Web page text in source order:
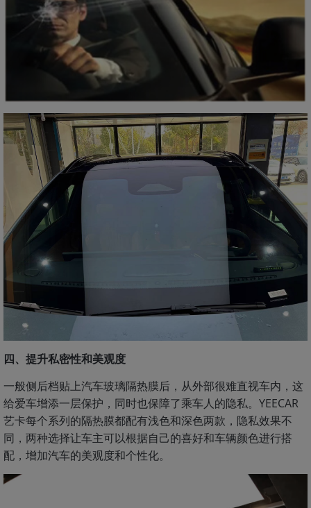
四、提升私密性和美观度
一般侧后档贴上汽车玻璃隔热膜后，从外部很难直视车内，这
给爱车增添一层保护，同时也保障了乘车人的隐私。YEECAR
艺卡每个系列的隔热膜都配有浅色和深色两款，隐私效果不
同，两种选择让车主可以根据自己的喜好和车辆颜色进行搭
配，增加汽车的美观度和个性化。